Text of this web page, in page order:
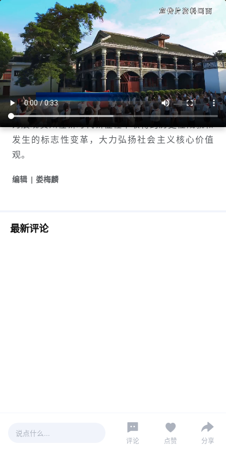
贵州新闻联播｜贵州省启动第三届社会
主义核心价值观主题微电影（微视频）
征集展示
贵州新闻联播
1756555260
为展现贵州在新时代新征程中取得的历史性成就和
发生的标志性变革，大力弘扬社会主义核心价值
观。
编辑 娄梅麟
最新评论
说点什么...
评论 点赞 分享